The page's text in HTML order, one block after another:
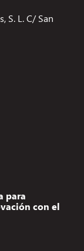
para
con el
S. L. C/ San